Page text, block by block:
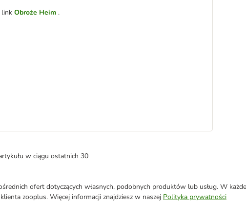
link Obroże Heim .
w ciągu ostatnich 30
ofert dotyczących własnych, podobnych produktów lub usług. W
zooplus. Więcej informacji znajdziesz w naszej Polityka prywatności